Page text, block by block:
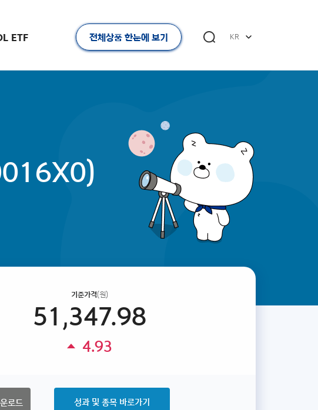
ETF 전체상품 한눈에 보기 KR
기준가격(원)
51,347.98
4.93
로드 성과 및 종목 바로가기